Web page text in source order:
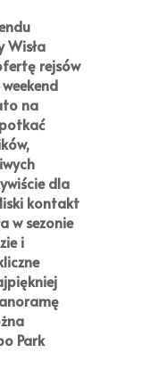
Wisła
rejsów
na
dla
kontakt
w sezonie
i
Park